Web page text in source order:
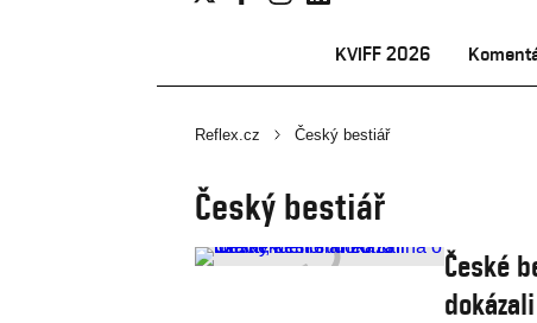
KVIFF 2026
Reflex.cz Český bestiář
Český bestiář
České